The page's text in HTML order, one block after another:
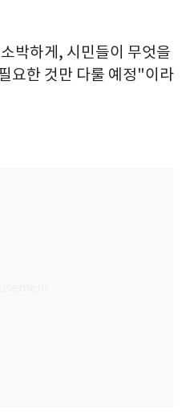
박하게, 시민들이 무엇을
요한 것만 다룰 예정"이라